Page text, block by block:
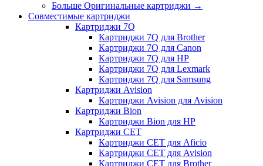
Больше Оригинальные картриджи →
Совместимые картриджи
Картриджи 7Q
Картриджи 7Q для Brother
Картриджи 7Q для Canon
Картриджи 7Q для HP
Картриджи 7Q для Lexmark
Картриджи 7Q для Samsung
Картриджи Avision
Картриджи Avision для Avision
Картриджи Bion
Картриджи Bion для HP
Картриджи CET
Картриджи CET для Aficio
Картриджи CET для Avision
Картриджи CET для Brother